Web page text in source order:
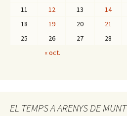
« oct.
11
12 13 14
18
19 20 21
25
26 27 28
EL TEMPS A ARENYS DE MUNT